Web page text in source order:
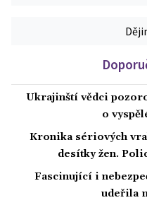
Ukrajinští vědci
o
Kronika sériových
desítky žen.
Fascinující i
udeřila